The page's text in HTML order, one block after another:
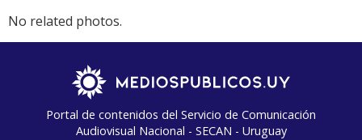
No related photos.
Portal de contenidos del Servicio de Comunicación
Audiovisual Nacional - SECAN - Uruguay